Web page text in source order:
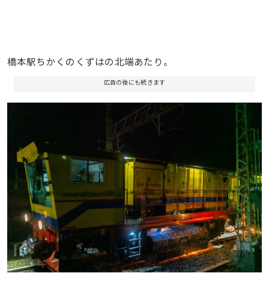
橋本駅ちかくのくずはの北端あたり。
広告の後にも続きます